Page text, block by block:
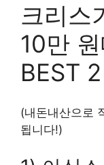
크리스
10만
BEST 2
(내돈내산으로
됩니다!)